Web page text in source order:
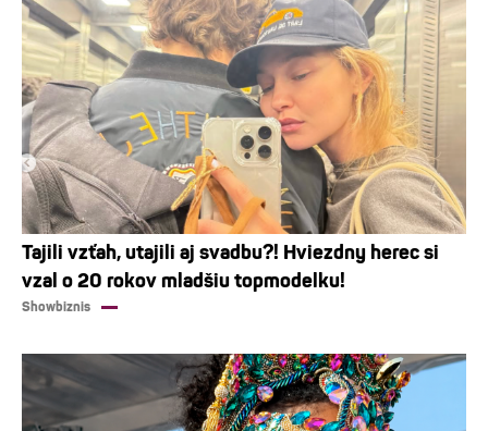
Tajili vzťah, utajili aj svadbu?! Hviezdny herec si
vzal o 20 rokov mladšiu topmodelku!
Showbiznis